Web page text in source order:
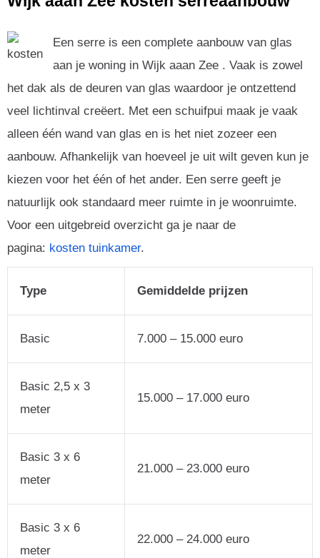
Een serre is een complete aanbouw van glas
aan je woning in Wijk aaan Zee . Vaak is zowel
het dak als de deuren van glas waardoor je ontzettend
veel lichtinval creëert. Met een schuifpui maak je vaak
alleen één wand van glas en is het niet zozeer een
aanbouw. Afhankelijk van hoeveel je uit wilt geven kun je
kiezen voor het één of het ander. Een serre geeft je
natuurlijk ook standaard meer ruimte in je woonruimte.
Voor een uitgebreid overzicht ga je naar de
pagina: kosten tuinkamer.
Type Gemiddelde prijzen
Basic 7.000 – 15.000 euro
Basic 2,5 x 3
meter
15.000 – 17.000 euro
Basic 3 x 6
meter
21.000 – 23.000 euro
Basic 3 x 6
meter
22.000 – 24.000 euro